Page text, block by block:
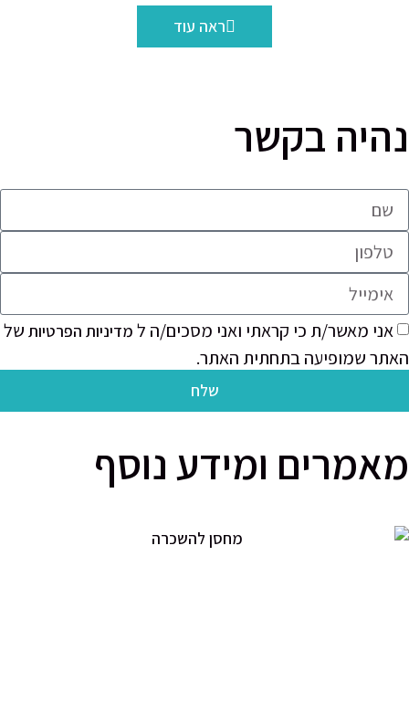
ראה עוד
בקשר
מאשר/ת כי קראתי ואני מסכים/ה למדיניות הפרטיותשל
שמופיעה בתחתית האתר.
שלח
ומידע נוסף